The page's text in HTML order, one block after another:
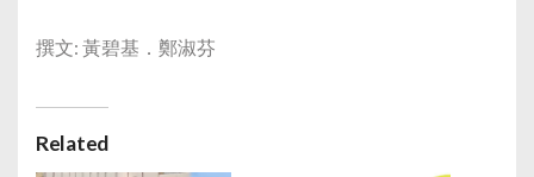
撰文: 黃碧基．鄭淑芬
Related